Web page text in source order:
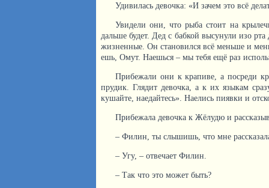
Удивилась девочка: «И зачем это всё
Увидели они, что рыба стоит на
дальше будет. Дед с бабкой высунули изо
жизненные. Он становился всё меньше и
ешь, Омут. Наешься – мы тебя ещё раз
Прибежали они к крапиве, а посреди
прудик. Глядит девочка, а к их языкам
кушайте, наедайтесь». Наелись пиявки и
Прибежала девочка к Жёлудю и
– Филин, ты слышишь, что мне
– Угу, – отвечает Филин.
– Так что это может быть?